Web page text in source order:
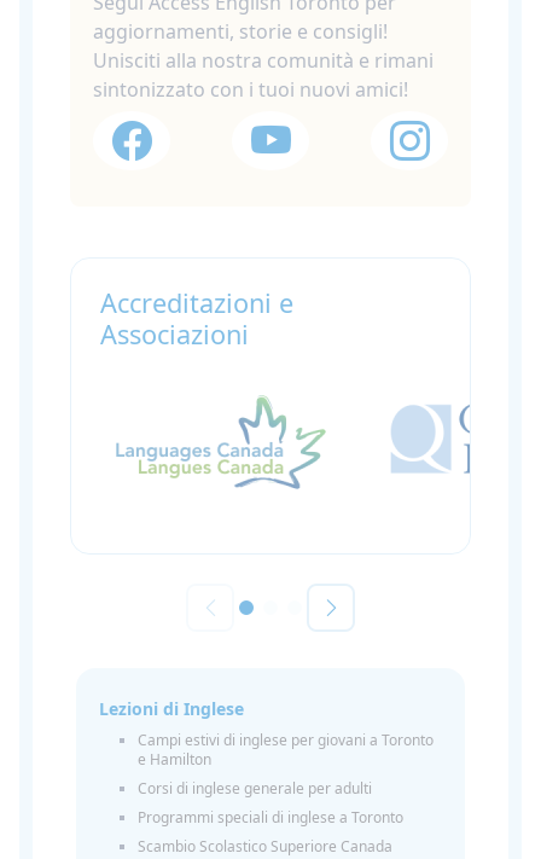
aggiornamenti, storie e consigli!
Unisciti alla nostra comunità e rimani
sintonizzato con i tuoi nuovi amici!
Accreditazioni e
Associazioni
Lezioni di Inglese
Campi estivi di inglese per giovani a Toronto
e Hamilton
Corsi di inglese generale per adulti
Programmi speciali di inglese a Toronto
Scambio Scolastico Superiore Canada